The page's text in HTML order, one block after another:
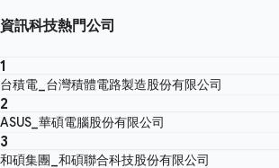
資訊科技熱門公司
1
台積電_台灣積體電路製造股份有限公司
2
ASUS_華碩電腦股份有限公司
3
和碩集團_和碩聯合科技股份有限公司